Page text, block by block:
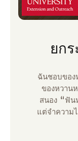
ยก
ฉันชอบของ
ของหวาน
สนอง “ฟัน
แต่จําความ
นั้นตอน